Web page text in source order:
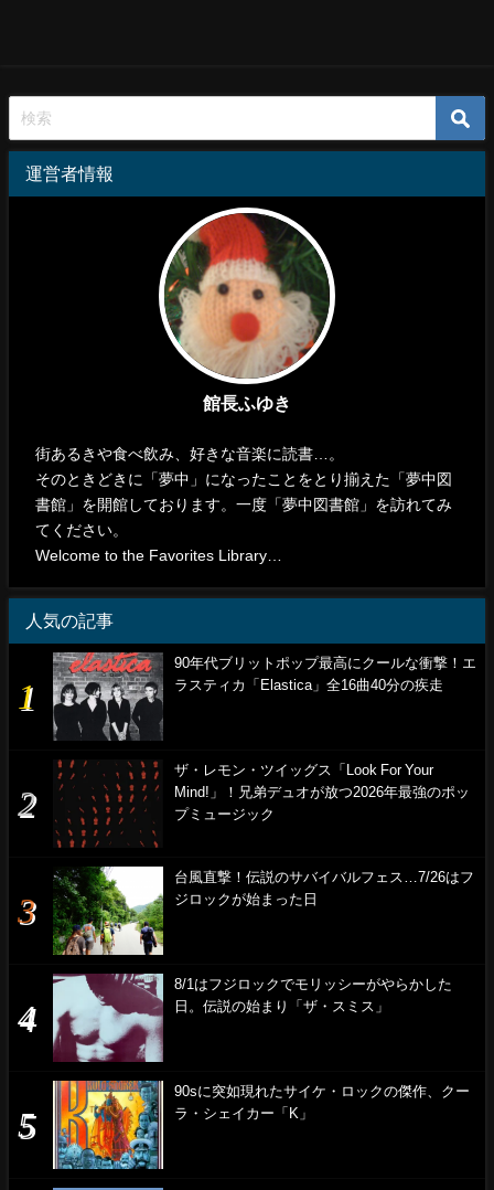
運営者情報
館長ふゆき
街あるきや食べ飲み、好きな音楽に読書…。
そのときどきに「夢中」になったことをとり揃えた「夢中図
書館」を開館しております。一度「夢中図書館」を訪れてみ
てください。
Welcome to the Favorites Library…
人気の記事
90年代ブリットポップ最高にクールな衝撃！エ
ラスティカ「Elastica」全16曲40分の疾走
ザ・レモン・ツイッグス「Look For Your
Mind!」！兄弟デュオが放つ2026年最強のポッ
プミュージック
台風直撃！伝説のサバイバルフェス…7/26はフ
ジロックが始まった日
8/1はフジロックでモリッシーがやらかした
日。伝説の始まり「ザ・スミス」
90sに突如現れたサイケ・ロックの傑作、クー
ラ・シェイカー「K」